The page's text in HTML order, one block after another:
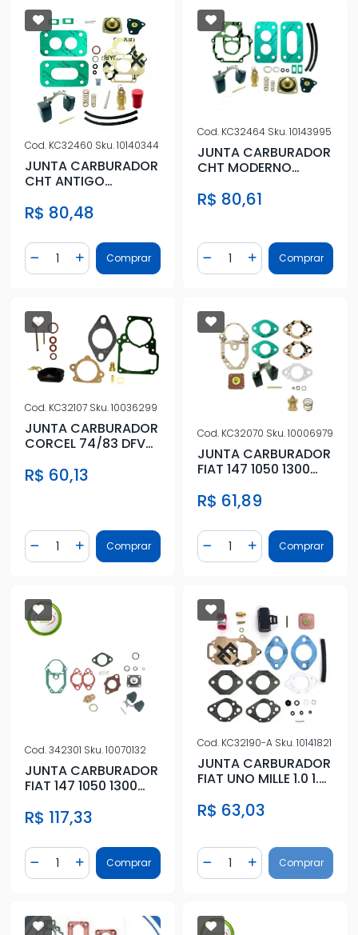
Cod. KC32460 Sku.10140344
JUNTA CARBURADOR
CHT ANTIGO
WEBER 460
R$ 80,48
Diminuir Quantidade
Quantidade
Adicionar Quantidade
Comprar
Cod. KC32464 Sku.10143995
JUNTA CARBURADOR
CHT MODERNO
WEBER 460 COM
R$ 80,61
Diminuir Quantidade
Quantidade
AdicionarComprar
Cod. KC32107 Sku.10036299
JUNTA CARBURADOR
CORCEL 74/83 DFV
R$ 60,13
Diminuir Quantidade
Quantidade
Adicionar Quantidade
Comprar
Cod. KC32070 Sku.10006979
JUNTA CARBURADOR
FIAT 147 1050 1300
SIMP
R$ 61,89
Diminuir Quantidade
Quantidade
AdicionarComprar
Cod.342301 Sku.10070132
JUNTA CARBURADOR
FIAT 147 1050 1300
SIMP
R$ 117,33
Diminuir Quantidade
Quantidade
Adicionar Quantidade
Comprar
Cod. KC32190-A Sku.10141821
JUNTA CARBURADOR
FIAT UNO MILLE 1.0 1.3
DIAFRAGMA
R$ 63,03
Diminuir Quantidade
Quantidade
AdicionarComprar